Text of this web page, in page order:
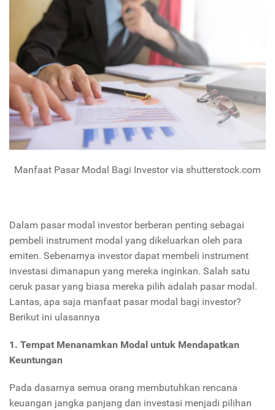
Manfaat Pasar Modal Bagi Investor via shutterstock.com
Dalam pasar modal investor berberan penting sebagai
pembeli instrument modal yang dikeluarkan oleh para
emiten. Sebenarnya investor dapat membeli instrument
investasi dimanapun yang mereka inginkan. Salah satu
ceruk pasar yang biasa mereka pilih adalah pasar modal.
Lantas, apa saja manfaat pasar modal bagi investor?
Berikut ini ulasannya
1. Tempat Menanamkan Modal untuk Mendapatkan
Keuntungan
Pada dasarnya semua orang membutuhkan rencana
keuangan jangka panjang dan investasi menjadi pilihan